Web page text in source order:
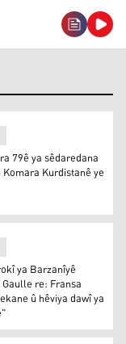
Komara
79ê ya sêdaredana
Kurdistanê ye
Gaulle re:
ya Barzanîyê
re: Fransa
û hêviya dawî ya